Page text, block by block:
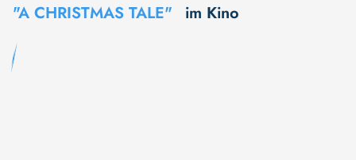
"A CHRISTMAS TALE" im Kino